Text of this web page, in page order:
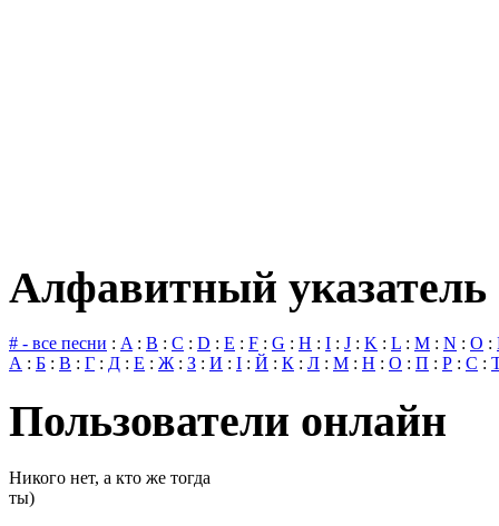
Алфавитный указатель
# - все песни : A: B : C : D : E : F : G : H : I : J : K : L : M : N : O :
А : Б : В : Г : Д : Е : Ж: З : И : І : Й : К : Л : М : Н : О : П : Р : С :
Пользователи онлайн
Никого нет, а кто же тогда
ты)